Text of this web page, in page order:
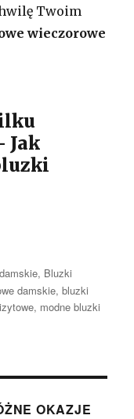
Twoim
wieczorowe
Jak
, Bluzki
damskie,bluzki
, modne bluzki
OKAZJE